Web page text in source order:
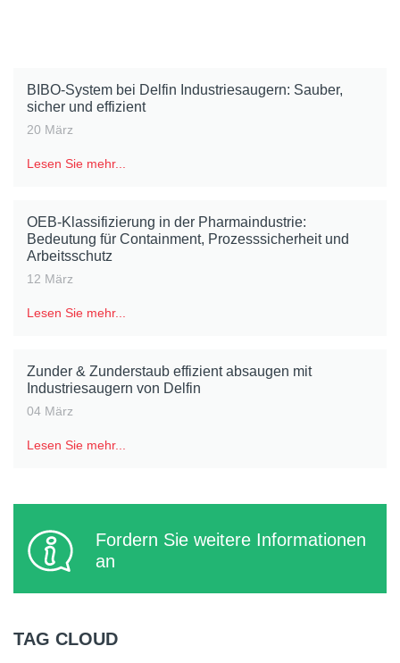
BIBO-System bei Delfin Industriesaugern: Sauber,
sicher und effizient
20 März
Lesen Sie mehr...
OEB-Klassifizierung in der Pharmaindustrie:
Bedeutung für Containment, Prozesssicherheit und
Arbeitsschutz
12 März
Lesen Sie mehr...
Zunder & Zunderstaub effizient absaugen mit
Industriesaugern von Delfin
04 März
Lesen Sie mehr...
Fordern Sie weitere Informationen
an
TAG CLOUD